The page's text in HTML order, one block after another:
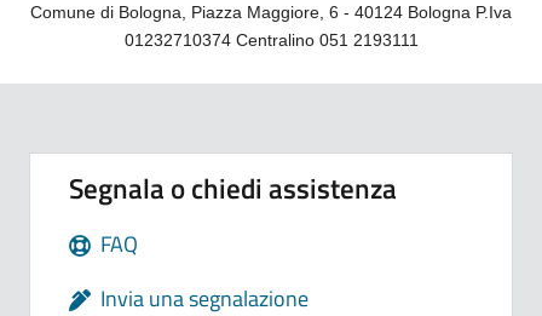
Comune di Bologna, Piazza Maggiore, 6 - 40124 Bologna P.Iva
01232710374 Centralino 051 2193111
Segnala o chiedi assistenza
FAQ
Invia una segnalazione